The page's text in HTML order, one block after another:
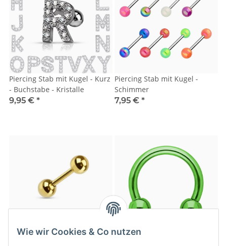
Wie wir Cookies & Co nutzen
Piercing Stab mit Kugel - Kurz
- Buchstabe - Kristalle
9,95 € *
Piercing Stab mit Kugel -
Schimmer
7,95 € *